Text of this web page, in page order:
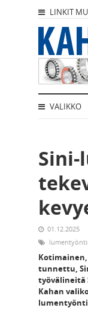
LINKIT
VALIKKO
01.12.2025
tunnettu,
työvälineitä
Kahan